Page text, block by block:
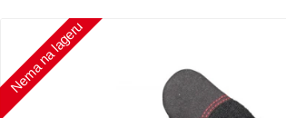
Nema na lageru